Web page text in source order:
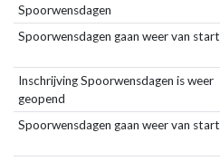
Spoorwensdagen
Spoorwensdagen gaan weer van start
Inschrijving Spoorwensdagen is weer
geopend
Spoorwensdagen gaan weer van start